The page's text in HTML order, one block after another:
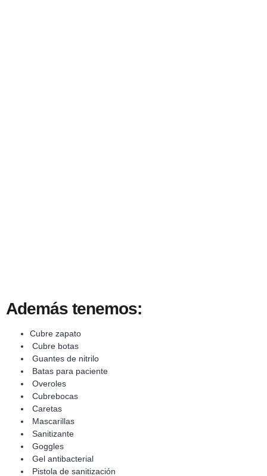
Además tenemos:
Cubre zapato
Cubre botas
Guantes de nitrilo
Batas para paciente
Overoles
Cubrebocas
Caretas
Mascarillas
Sanitizante
Goggles
Gel antibacterial
Pistola de sanitización